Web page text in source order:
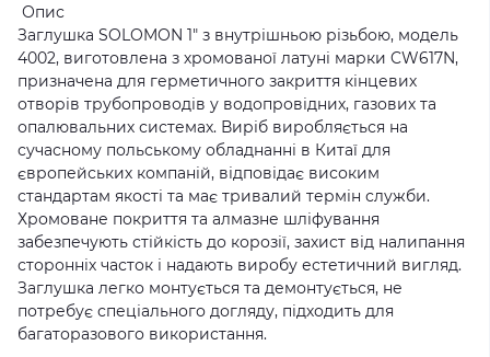
Опис
Заглушка SOLOMON 1″ з внутрішньою різьбою, модель
4002, виготовлена з хромованої латуні марки CW617N,
призначена для герметичного закриття кінцевих
отворів трубопроводів у водопровідних, газових та
опалювальних системах. Виріб виробляється на
сучасному польському обладнанні в Китаї для
європейських компаній, відповідає високим
стандартам якості та має тривалий термін служби.
Хромоване покриття та алмазне шліфування
забезпечують стійкість до корозії, захист від налипання
сторонніх часток і надають виробу естетичний вигляд.
Заглушка легко монтується та демонтується, не
потребує спеціального догляду, підходить для
багаторазового використання.